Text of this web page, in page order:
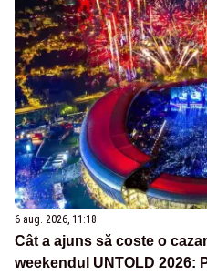
6 aug. 2026, 11:18
Cât a ajuns să coste o
weekendul UNTOLD 2026: